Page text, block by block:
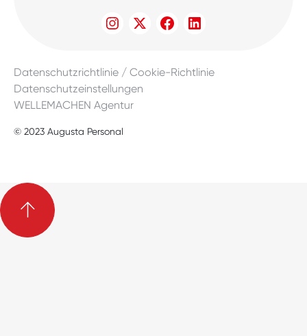
Datenschutzrichtlinie / Cookie-Richtlinie
Datenschutzeinstellungen
WELLEMACHEN Agentur
© 2023 Augusta Personal